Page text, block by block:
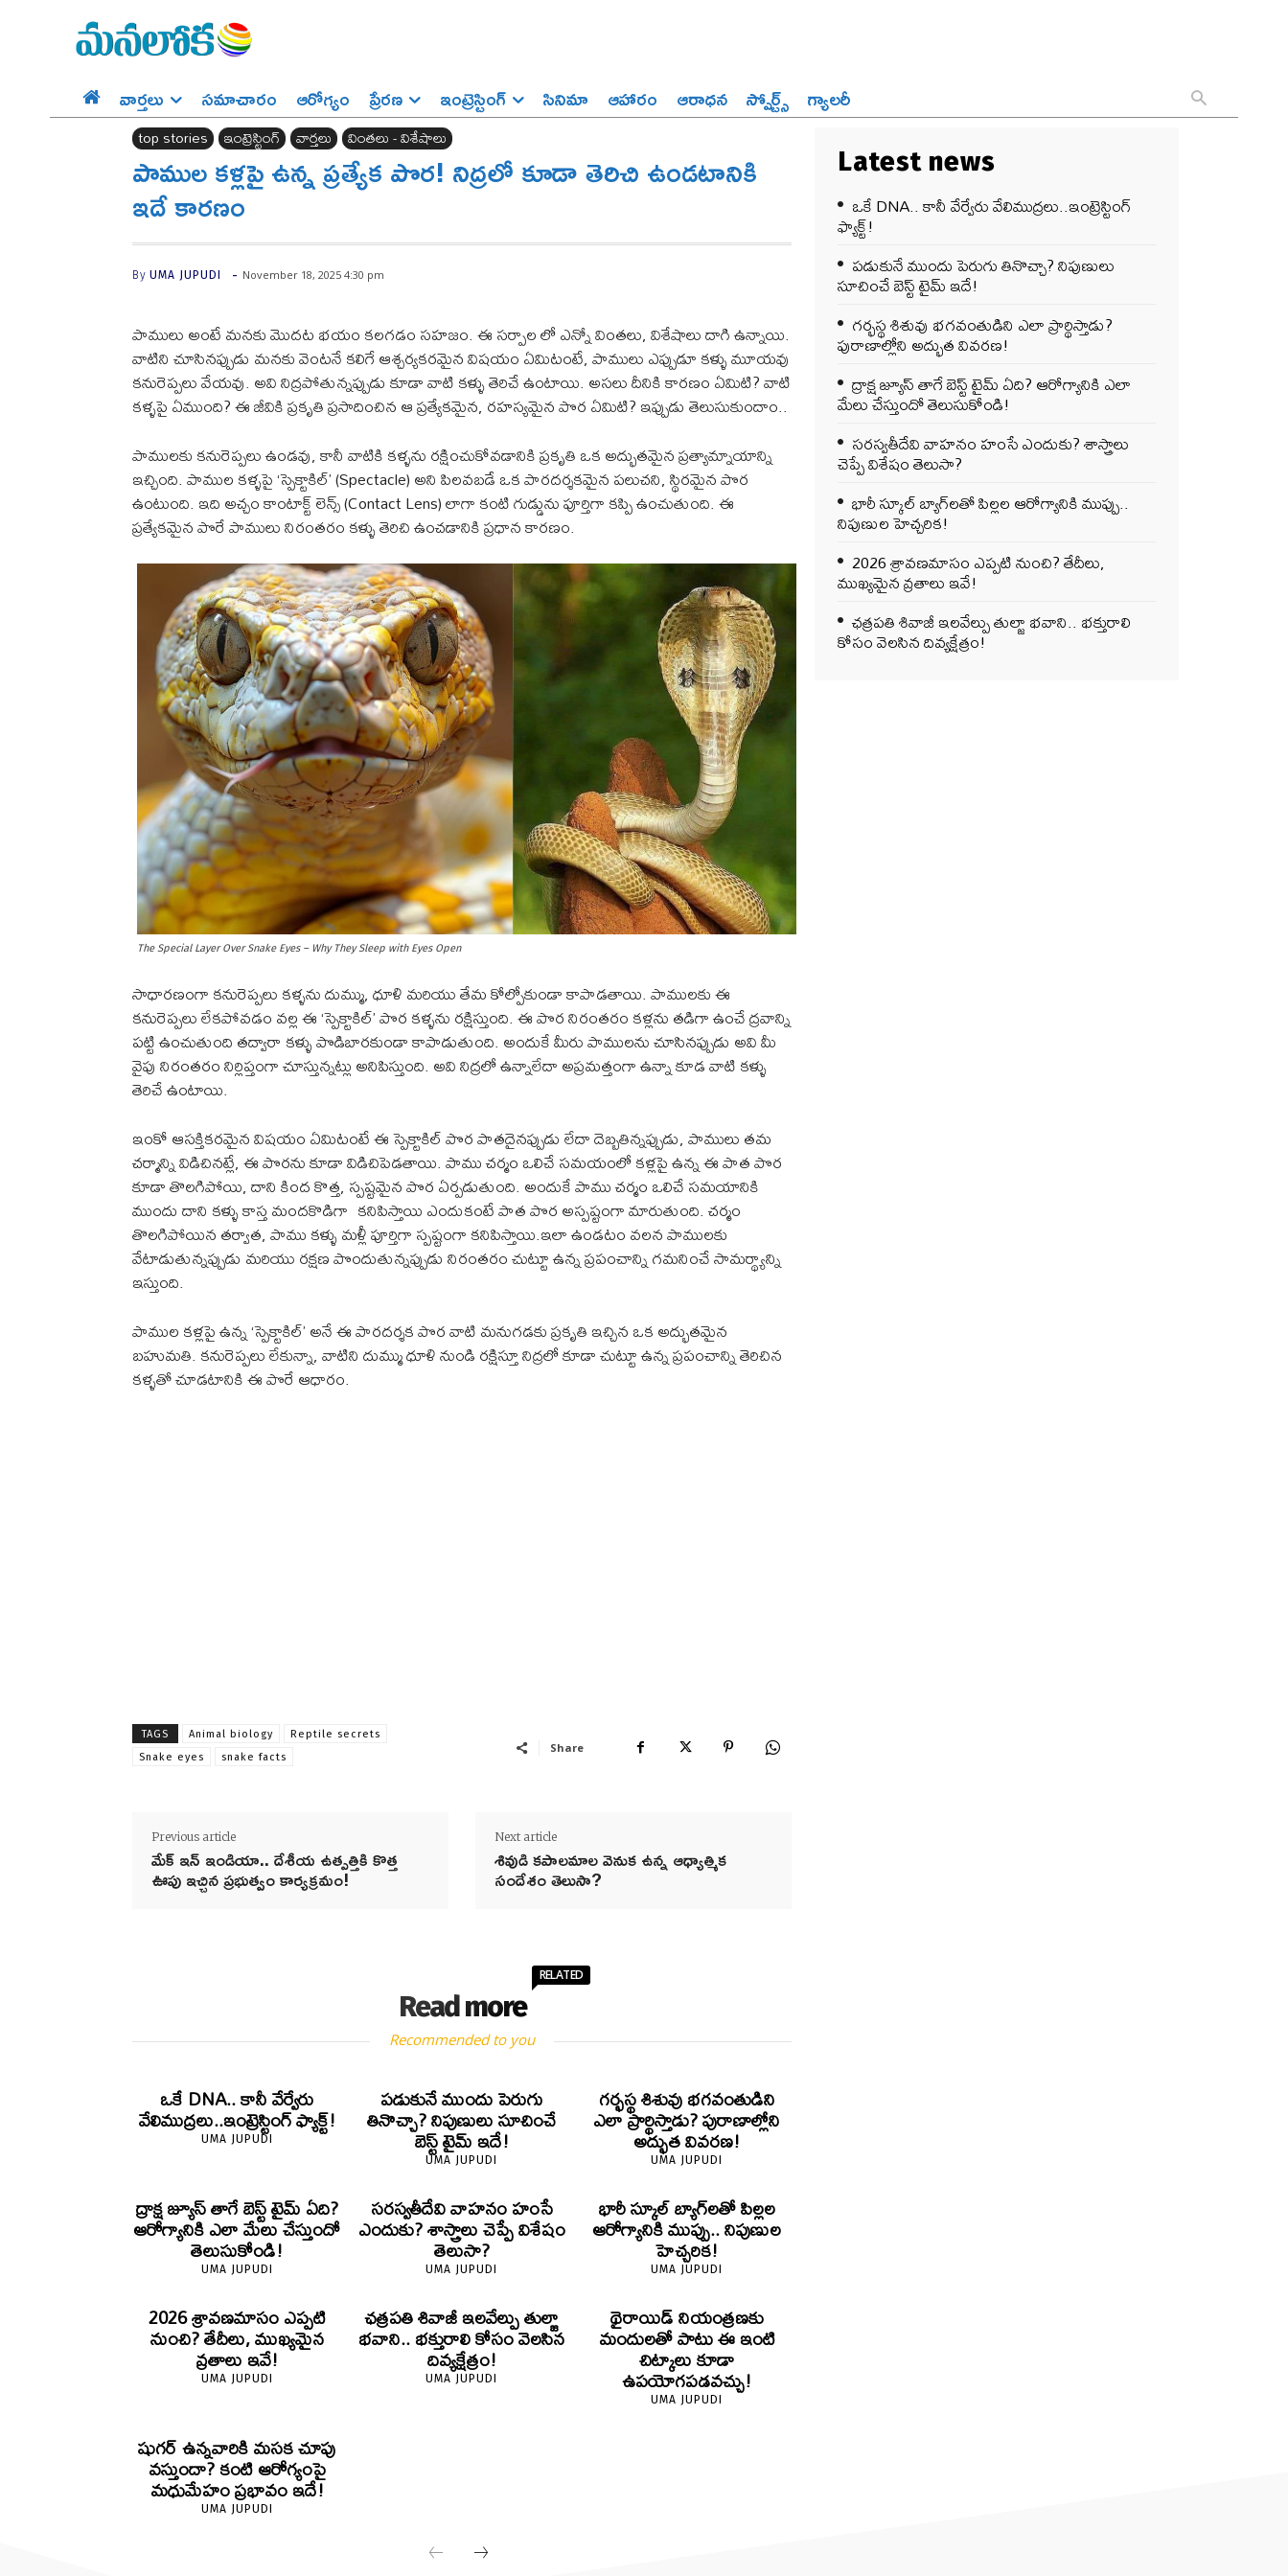
వార్తలు సమాచారం ఆరోగ్యం ప్రేర‌ణ‌ ఇంట్రెస్టింగ్‌ సినిమా ఆహారం ఆరాధన స్పోర్ట్స్‌ గ్యాలరీ
top stories ఇంట్రెస్టింగ్‌ వార్తలు వింతలు - విశేషాలు
పాముల కళ్లపై ఉన్న ప్రత్యేక పొర! నిద్రలో కూడా తెరిచి ఉండటానికి
ఇదే కారణం
By UMA JUPUDI - November 18, 2025 4:30 pm
పాములు అంటే మనకు మొదట భయం కలగడం సహజం. ఈ సర్పాల లో ఎన్నో వింతలు, విశేషాలు దాగి ఉన్నాయి.
వాటిని చూసినప్పుడు మనకు వెంటనే కలిగే ఆశ్చర్యకరమైన విషయం ఏమిటంటే, పాములు ఎప్పుడూ కళ్ళు మూయవు
కనురెప్పలు వేయవు. అవి నిద్రపోతున్నప్పుడు కూడా వాటి కళ్ళు తెరిచే ఉంటాయి. అసలు దీనికి కారణం ఏమిటి? వాటి
కళ్ళపై ఏముంది? ఈ జీవికి ప్రకృతి ప్రసాదించిన ఆ ప్రత్యేకమైన, రహస్యమైన పొర ఏమిటి? ఇప్పుడు తెలుసుకుందాం..
పాములకు కనురెప్పలు ఉండవు, కానీ వాటికి కళ్ళను రక్షించుకోవడానికి ప్రకృతి ఒక అద్భుతమైన ప్రత్యామ్నాయాన్ని
ఇచ్చింది. పాముల కళ్ళపై ‘స్పెక్టాకిల్’ (Spectacle) అని పిలవబడే ఒక పారదర్శకమైన పలుచని, స్థిరమైన పొర
ఉంటుంది. ఇది అచ్చం కాంటాక్ట్ లెన్స్ (Contact Lens) లాగా కంటి గుడ్డును పూర్తిగా కప్పి ఉంచుతుంది. ఈ
ప్రత్యేకమైన పొరే పాములు నిరంతరం కళ్ళు తెరిచి ఉంచడానికి ప్రధాన కారణం.
The Special Layer Over Snake Eyes – Why They Sleep with Eyes Open
సాధారణంగా కనురెప్పలు కళ్ళను దుమ్ము, ధూళి మరియు తేమ కోల్పోకుండా కాపాడతాయి. పాములకు ఈ
కనురెప్పలు లేకపోవడం వల్ల ఈ ‘స్పెక్టాకిల్’ పొర కళ్ళను రక్షిస్తుంది. ఈ పొర నిరంతరం కళ్లను తడిగా ఉంచే ద్రవాన్ని
పట్టి ఉంచుతుంది తద్వారా కళ్ళు పొడిబారకుండా కాపాడుతుంది. అందుకే మీరు పాములను చూసినప్పుడు అవి మీ
వైపు నిరంతరం నిర్లిప్తంగా చూస్తున్నట్లు అనిపిస్తుంది. అవి నిద్రలో ఉన్నాలేదా అప్రమత్తంగా ఉన్నా కూడ వాటి కళ్ళు
తెరిచే ఉంటాయి.
ఇంకో ఆసక్తికరమైన విషయం ఏమిటంటే ఈ స్పెక్టాకిల్ పొర పాతదైనప్పుడు లేదా దెబ్బతిన్నప్పుడు, పాములు తమ
చర్మాన్ని విడిచినట్లే, ఈ పొరను కూడా విడిచిపెడతాయి. పాము చర్మం ఒలిచే సమయంలో కళ్లపై ఉన్న ఈ పాత పొర
కూడా తొలగిపోయి, దాని కింద కొత్త, స్పష్టమైన పొర ఏర్పడుతుంది. అందుకే పాము చర్మం ఒలిచే సమయానికి
ముందు దాని కళ్ళు కాస్త మందకొడిగా కనిపిస్తాయి ఎందుకంటే పాత పొర అస్పష్టంగా మారుతుంది. చర్మం
తొలగిపోయిన తర్వాత, పాము కళ్ళు మళ్లీ పూర్తిగా స్పష్టంగా కనిపిస్తాయి.ఇలా ఉండటం వలన పాములకు
వేటాడుతున్నప్పుడు మరియు రక్షణ పొందుతున్నప్పుడు నిరంతరం చుట్టూ ఉన్న ప్రపంచాన్ని గమనించే సామర్థ్యాన్ని
ఇస్తుంది.
పాముల కళ్లపై ఉన్న ‘స్పెక్టాకిల్’ అనే ఈ పారదర్శక పొర వాటి మనుగడకు ప్రకృతి ఇచ్చిన ఒక అద్భుతమైన
బహుమతి. కనురెప్పలు లేకున్నా, వాటిని దుమ్ము ధూళి నుండి రక్షిస్తూ నిద్రలో కూడా చుట్టూ ఉన్న ప్రపంచాన్ని తెరిచిన
కళ్ళతో చూడటానికి ఈ పొరే ఆధారం.
TAGS Animal biology
Reptile secrets
Snake eyes
snake facts
Share
Previous article
మేక్ ఇన్ ఇండియా.. దేశీయ ఉత్పత్తికి కొత్త
ఊపు ఇచ్చిన ప్రభుత్వం కార్యక్రమం!
Next article
శివుడి కపాలమాల వెనుక ఉన్న ఆధ్యాత్మిక
సందేశం తెలుసా?
Read more
RELATED
Recommended to you
ఒకే DNA.. కానీ వేర్వేరు
వేలిముద్రలు..ఇంట్రెస్టింగ్ ఫ్యాక్ట్!
UMA JUPUDI
పడుకునే ముందు పెరుగు
తినొచ్చా? నిపుణులు సూచించే
బెస్ట్ టైమ్ ఇదే!
UMA JUPUDI
గర్భస్థ శిశువు భగవంతుడిని
ఎలా ప్రార్థిస్తాడు? పురాణాల్లోని
అద్భుత వివరణ!
UMA JUPUDI
ద్రాక్ష జ్యూస్ తాగే బెస్ట్ టైమ్ ఏది?
ఆరోగ్యానికి ఎలా మేలు చేస్తుందో
తెలుసుకోండి!
UMA JUPUDI
సరస్వతీదేవి వాహనం హంసే
ఎందుకు? శాస్త్రాలు చెప్పే విశేషం
తెలుసా?
UMA JUPUDI
భారీ స్కూల్ బ్యాగ్‌లతో పిల్లల
ఆరోగ్యానికి ముప్పు.. నిపుణుల
హెచ్చరిక!
UMA JUPUDI
2026 శ్రావణమాసం ఎప్పటి
నుంచి? తేదీలు, ముఖ్యమైన
వ్రతాలు ఇవే!
UMA JUPUDI
ఛత్రపతి శివాజీ ఇలవేల్పు తుల్జా
భవాని.. భక్తురాలి కోసం వెలసిన
దివ్యక్షేత్రం!
UMA JUPUDI
థైరాయిడ్ నియంత్రణకు
మందులతో పాటు ఈ ఇంటి
చిట్కాలు కూడా
ఉపయోగపడవచ్చు!
UMA JUPUDI
షుగర్ ఉన్నవారికి మసక చూపు
వస్తుందా? కంటి ఆరోగ్యంపై
మధుమేహం ప్రభావం ఇదే!
UMA JUPUDI
Latest news
ఒకే DNA.. కానీ వేర్వేరు వేలిముద్రలు..ఇంట్రెస్టింగ్
ఫ్యాక్ట్!
పడుకునే ముందు పెరుగు తినొచ్చా? నిపుణులు
సూచించే బెస్ట్ టైమ్ ఇదే!
గర్భస్థ శిశువు భగవంతుడిని ఎలా ప్రార్థిస్తాడు?
పురాణాల్లోని అద్భుత వివరణ!
ద్రాక్ష జ్యూస్ తాగే బెస్ట్ టైమ్ ఏది? ఆరోగ్యానికి ఎలా
మేలు చేస్తుందో తెలుసుకోండి!
సరస్వతీదేవి వాహనం హంసే ఎందుకు? శాస్త్రాలు
చెప్పే విశేషం తెలుసా?
భారీ స్కూల్ బ్యాగ్‌లతో పిల్లల ఆరోగ్యానికి ముప్పు..
నిపుణుల హెచ్చరిక!
2026 శ్రావణమాసం ఎప్పటి నుంచి? తేదీలు,
ముఖ్యమైన వ్రతాలు ఇవే!
ఛత్రపతి శివాజీ ఇలవేల్పు తుల్జా భవాని.. భక్తురాలి
కోసం వెలసిన దివ్యక్షేత్రం!